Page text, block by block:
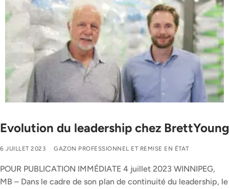
Evolution du leadership chez BrettYoung
6 JUILLET 2023 GAZON PROFESSIONNEL ET REMISE EN ÉTAT
POUR PUBLICATION IMMÉDIATE 4 juillet 2023 WINNIPEG,
MB – Dans le cadre de son plan de continuité du leadership, le